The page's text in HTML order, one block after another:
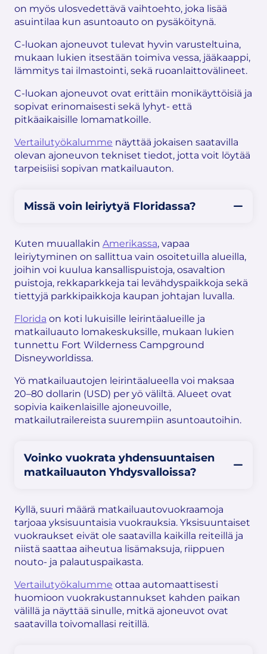
on myös ulosvedettävä vaihtoehto, joka lisää
asuintilaa kun asuntoauto on pysäköitynä.
C-luokan ajoneuvot tulevat hyvin varusteltuina,
mukaan lukien itsestään toimiva vessa, jääkaappi,
lämmitys tai ilmastointi, sekä ruoanlaittovälineet.
C-luokan ajoneuvot ovat erittäin monikäyttöisiä ja
sopivat erinomaisesti sekä lyhyt- että
pitkäaikaisille lomamatkoille.
Vertailutyökalumme näyttää jokaisen saatavilla
olevan ajoneuvon tekniset tiedot, jotta voit löytää
tarpeisiisi sopivan matkailuauton.
Missä voin leiriytyä Floridassa?
Kuten muuallakin Amerikassa, vapaa
leiriytyminen on sallittua vain osoitetuilla alueilla,
joihin voi kuulua kansallispuistoja, osavaltion
puistoja, rekkaparkkeja tai levähdyspaikkoja sekä
tiettyjä parkkipaikkoja kaupan johtajan luvalla.
Florida on koti lukuisille leirintäalueille ja
matkailuauto lomakeskuksille, mukaan lukien
tunnettu Fort Wilderness Campground
Disneyworldissa.
Yö matkailuautojen leirintäalueella voi maksaa
20–80 dollarin (USD) per yö väliltä. Alueet ovat
sopivia kaikenlaisille ajoneuvoille,
matkailutrailereista suurempiin asuntoautoihin.
Voinko vuokrata yhdensuuntaisen
matkailuauton Yhdysvalloissa?
Kyllä, suuri määrä matkailuautovuokraamoja
tarjoaa yksisuuntaisia vuokrauksia. Yksisuuntaiset
vuokraukset eivät ole saatavilla kaikilla reiteillä ja
niistä saattaa aiheutua lisämaksuja, riippuen
nouto- ja palautuspaikasta.
Vertailutyökalumme ottaa automaattisesti
huomioon vuokrakustannukset kahden paikan
välillä ja näyttää sinulle, mitkä ajoneuvot ovat
saatavilla toivomallasi reitillä.